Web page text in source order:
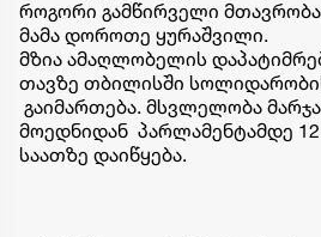
როგორი გამწირველი მთავრობა
მამა დოროთე ყურაშვილი.
მზია ამაღლობელის
თავზე თბილისში
გაიმართება. მსვლელობა
მოედნიდან პარლამენტამდე 12
საათზე დაიწყება.